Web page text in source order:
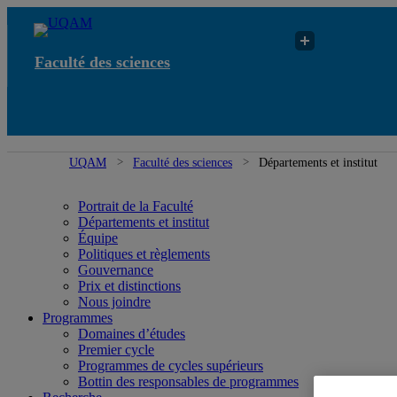
Faculté des sciences
UQAM Faculté des sciences Départements et institut
Portrait de la Faculté
Départements et institut
Équipe
Politiques et règlements
Gouvernance
Prix et distinctions
Nous joindre
Programmes
Domaines d’études
Premier cycle
Programmes de cycles supérieurs
Bottin des responsables de programmes